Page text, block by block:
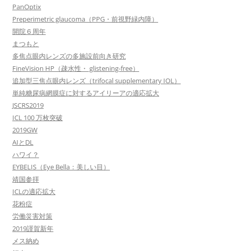
PanOptix
Preperimetric glaucoma（PPG・前視野緑内障）
開院６周年
まつもと
多焦点眼内レンズの多施設前向き研究
FineVision HP（疎水性・ glistening-free）
追加型三焦点眼内レンズ（trifocal supplementary IOL）
単純糖尿病網膜症に対するアイリーアの適応拡大
JSCRS2019
ICL 100 万枚突破
2019GW
AIとDL
ハワイ？
EYBELIS（Eye Bella：美しい目）
靖国参拝
ICLの適応拡大
花粉症
労働災害対策
2019謹賀新年
メス納め